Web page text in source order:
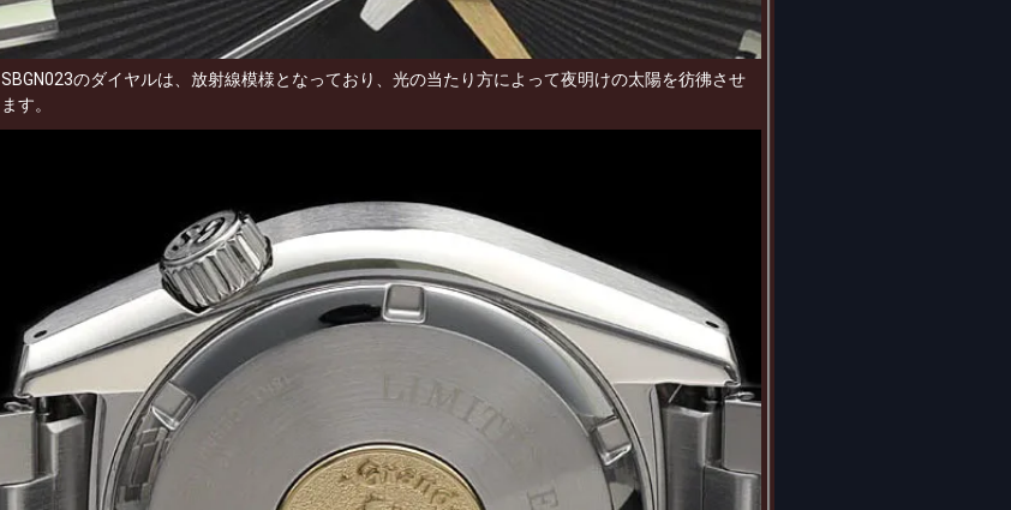
SBGN023のダイヤルは、放射線模様となっており、光の当たり方によって夜明けの太陽を彷彿させ
ます。